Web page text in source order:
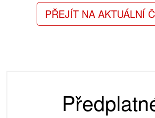
PŘEJÍT NA AKTUÁLNÍ